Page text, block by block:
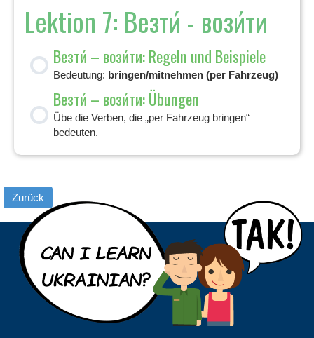
Lektion 7: Везти́ - вози́ти
Везти́ – вози́ти: Regeln und Beispiele
Bedeutung: bringen/mitnehmen (per Fahrzeug)
Везти́ – вози́ти: Übungen
Übe die Verben, die „per Fahrzeug bringen“
bedeuten.
Zurück